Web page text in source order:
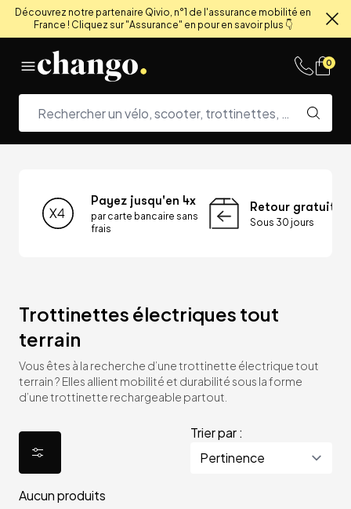
Découvrez notre partenaire Qivio, n°1 de l'assurance mobilité en
France ! Cliquez sur "Assurance" en pour en savoir plus 👇
0
Payez jusqu'en 4x
par carte bancaire sans
frais
Retour gratuit
Sous 30 jours
Trottinettes électriques tout
terrain
Vous êtes à la recherche d’une trottinette électrique tout
terrain ? Elles allient mobilité et durabilité sous la forme
d’une trottinette rechargeable partout.
Trier par :
Aucun produits